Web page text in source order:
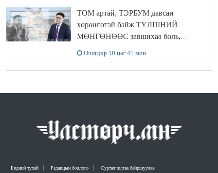
ТОМ артай, ТЭРБУМ давсан
хөрөнгөтэй байж ТҮЛШНИЙ
МӨНГӨНӨӨС завшихаа боль,
Өчигдөр 10 цаг 41 мин
Бидний тухай Редакцын бодлого Сурталчилгаа байршуулах